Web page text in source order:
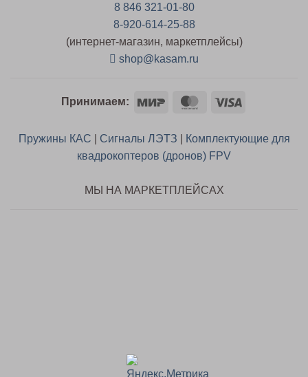
8 846 321-01-80
8-920-614-25-88
(интернет-магазин, маркетплейсы)
shop@kasam.ru
Принимаем: Mir MasterCard
Visa
Пружины КАС Сигналы ЛЭТЗ
Комплектующие для
квадрокоптеров (дронов) FPV
МЫ НА МАРКЕТПЛЕЙСАХ